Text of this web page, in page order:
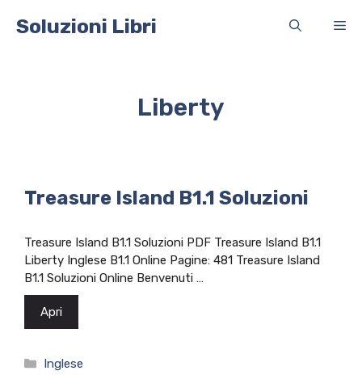
Soluzioni Libri
Liberty
Treasure Island B1.1 Soluzioni
Treasure Island B1.1 Soluzioni PDF Treasure Island B1.1
Liberty Inglese B1.1 Online Pagine: 481 Treasure Island
B1.1 Soluzioni Online Benvenuti …
Apri
Categorie
Inglese